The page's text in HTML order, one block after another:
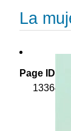
La
Page ID
13364